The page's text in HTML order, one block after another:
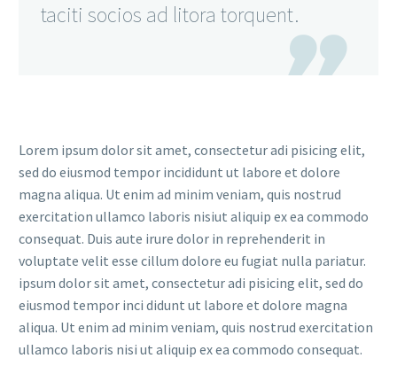
taciti socios ad litora torquent.

Lorem ipsum dolor sit amet, consectetur adi pisicing elit,
sed do eiusmod tempor incididunt ut labore et dolore
magna aliqua. Ut enim ad minim veniam, quis nostrud
exercitation ullamco laboris nisiut aliquip ex ea commodo
consequat. Duis aute irure dolor in reprehenderit in
voluptate velit esse cillum dolore eu fugiat nulla pariatur.
ipsum dolor sit amet, consectetur adi pisicing elit, sed do
eiusmod tempor inci didunt ut labore et dolore magna
aliqua. Ut enim ad minim veniam, quis nostrud exercitation
ullamco laboris nisi ut aliquip ex ea commodo consequat.